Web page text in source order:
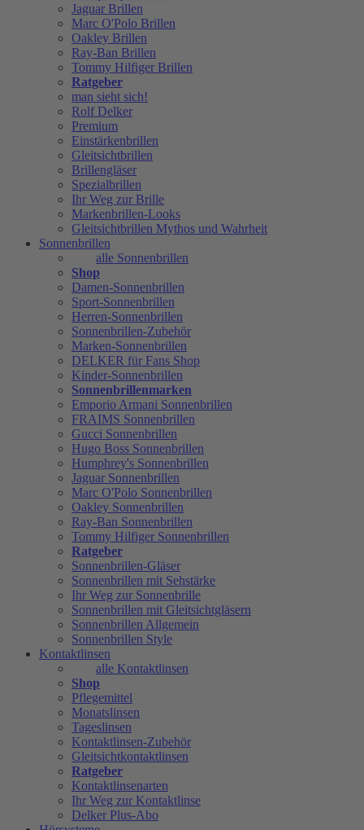
Jaguar Brillen
Marc O'Polo Brillen
Oakley Brillen
Ray-Ban Brillen
Tommy Hilfiger Brillen
Ratgeber
man sieht sich!
Rolf Delker
Premium
Einstärkenbrillen
Gleitsichtbrillen
Brillengläser
Spezialbrillen
Ihr Weg zur Brille
Markenbrillen-Looks
Gleitsichtbrillen Mythos und Wahrheit
Sonnenbrillen
alle Sonnenbrillen
Shop
Damen-Sonnenbrillen
Sport-Sonnenbrillen
Herren-Sonnenbrillen
Sonnenbrillen-Zubehör
Marken-Sonnenbrillen
DELKER für Fans Shop
Kinder-Sonnenbrillen
Sonnenbrillenmarken
Emporio Armani Sonnenbrillen
FRAIMS Sonnenbrillen
Gucci Sonnenbrillen
Hugo Boss Sonnenbrillen
Humphrey's Sonnenbrillen
Jaguar Sonnenbrillen
Marc O'Polo Sonnenbrillen
Oakley Sonnenbrillen
Ray-Ban Sonnenbrillen
Tommy Hilfiger Sonnenbrillen
Ratgeber
Sonnenbrillen-Gläser
Sonnenbrillen mit Sehstärke
Ihr Weg zur Sonnenbrille
Sonnenbrillen mit Gleitsichtgläsern
Sonnenbrillen Allgemein
Sonnenbrillen Style
Kontaktlinsen
alle Kontaktlinsen
Shop
Pflegemittel
Monatslinsen
Tageslinsen
Kontaktlinsen-Zubehör
Gleitsichtkontaktlinsen
Ratgeber
Kontaktlinsenarten
Ihr Weg zur Kontaktlinse
Delker Plus-Abo